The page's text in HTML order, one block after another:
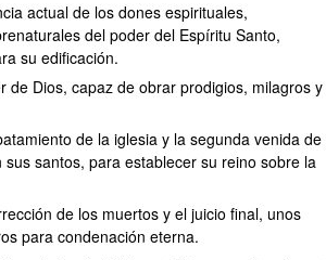
actual de los dones espirituales,
del poder del Espíritu Santo,
su edificación.
de Dios, capaz de obrar prodigios, milagros y
de la iglesia y la segunda venida de
sus santos, para establecer su reino sobre la
de los muertos y el juicio final, unos
para condenación eterna.